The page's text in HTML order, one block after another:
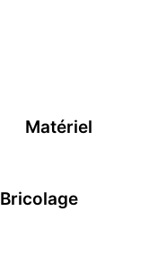
Matériel
Bricolage